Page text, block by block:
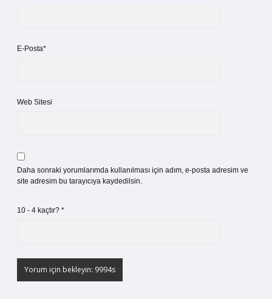
E-Posta*
Web Sitesi
Daha sonraki yorumlarımda kullanılması için adım, e-posta adresim ve
site adresim bu tarayıcıya kaydedilsin.
10 - 4 kaçtır? *